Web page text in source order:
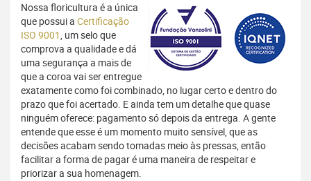
Nossa floricultura é a única
que possui a Certificação
ISO 9001, um selo que
comprova a qualidade e dá
uma segurança a mais de
que a coroa vai ser entregue
exatamente como foi combinado, no lugar certo e dentro do
prazo que foi acertado. E ainda tem um detalhe que quase
ninguém oferece: pagamento só depois da entrega. A gente
entende que esse é um momento muito sensível, que as
decisões acabam sendo tomadas meio às pressas, então
facilitar a forma de pagar é uma maneira de respeitar e
priorizar a sua homenagem.